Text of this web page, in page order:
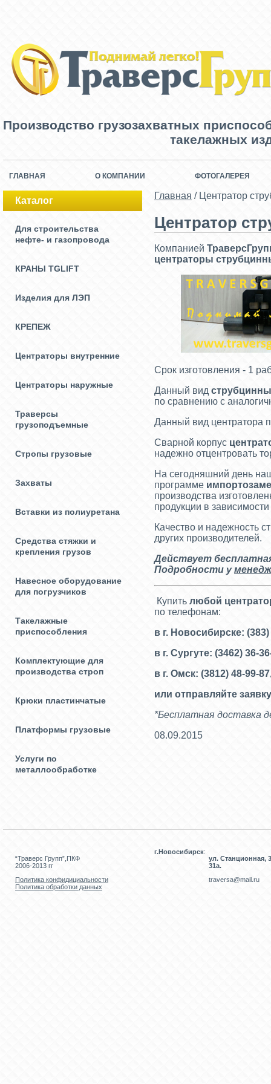
Производство грузозахватных
такелажных
ГЛАВНАЯ О КОМПАНИИ ФОТОГАЛЕРЕЯ
Каталог
Для строительства
нефте- и газопровода
КРАНЫ TGLIFT
Изделия для ЛЭП
КРЕПЕЖ
Центраторы внутренние
Центраторы наружные
Траверсы
грузоподъемные
Стропы грузовые
Захваты
Вставки из полиуретана
Средства стяжки и
крепления грузов
Навесное оборудование
для погрузчиков
Такелажные
приспособления
Комплектующие для
производства строп
Крюки пластинчатые
Платформы грузовые
Услуги по
металлообработке
Главная / Центратор
Центратор
Компанией
центраторы
Срок изготовления
Данный вид
по сравнению с
Данный вид центратора
Сварной корпус
надежно отцентровать
На сегодняшний день
программе
производства
продукции в
Качество и надежность
других производителей.
Действует
Подробности у
Купить любой
по телефонам:
в г. Новосибирске:
в г. Сургуте: (3462) 36-
в г. Омск: (3812) 48-99-
или отправляйте
*Бесплатная доставка
08.09.2015
“Траверс Групп”,ПКФ
2006-2013 гг
Политика конфидициальности
Политика обработки данных
г.Новосибирск:
ул. Станционная,
31а.
traversa@mail.ru